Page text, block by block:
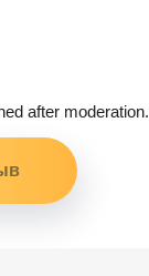
after moderation.